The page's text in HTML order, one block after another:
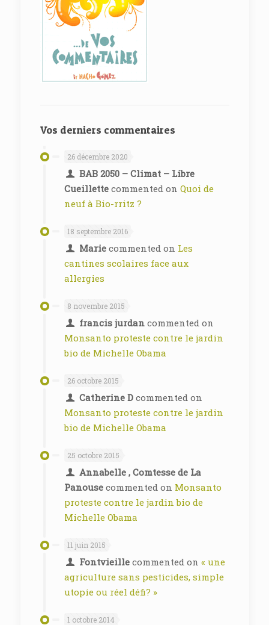
Vos derniers commentaires
26 décembre 2020
BAB 2050 – Climat – Libre
Cueillettecommented on Quoi de
neuf à Bio-rritz ?
18 septembre 2016
Mariecommented on Les
cantines scolaires face aux
allergies
8 novembre 2015
francis jurdancommented on
Monsanto proteste contre le jardin
bio de Michelle Obama
26 octobre 2015
Catherine Dcommented on
Monsanto proteste contre le jardin
bio de Michelle Obama
25 octobre 2015
Annabelle , Comtesse de La
Panousecommented on Monsanto
proteste contre le jardin bio de
Michelle Obama
11 juin 2015
Fontvieillecommented on « une
agriculture sans pesticides, simple
utopie ou réel défi? »
1 octobre 2014